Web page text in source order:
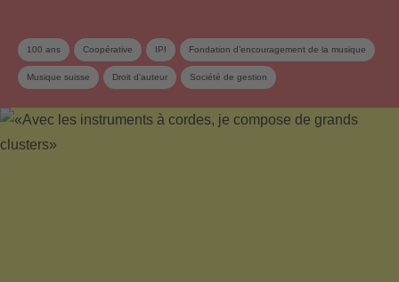
100 ans Coopérative IPI Fondation d’encouragement de la musique
Musique suisse Droit d'auteur Société de gestion